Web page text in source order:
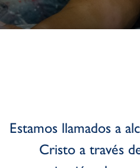
Estamos llamados a
Cristo a través